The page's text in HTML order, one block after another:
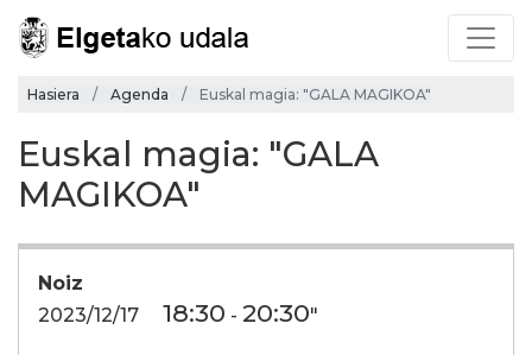
Hasiera Agenda Euskal magia: "GALA MAGIKOA"
Euskal magia: "GALA
MAGIKOA"
Noiz
2023/12/17
18:30 - 20:30"